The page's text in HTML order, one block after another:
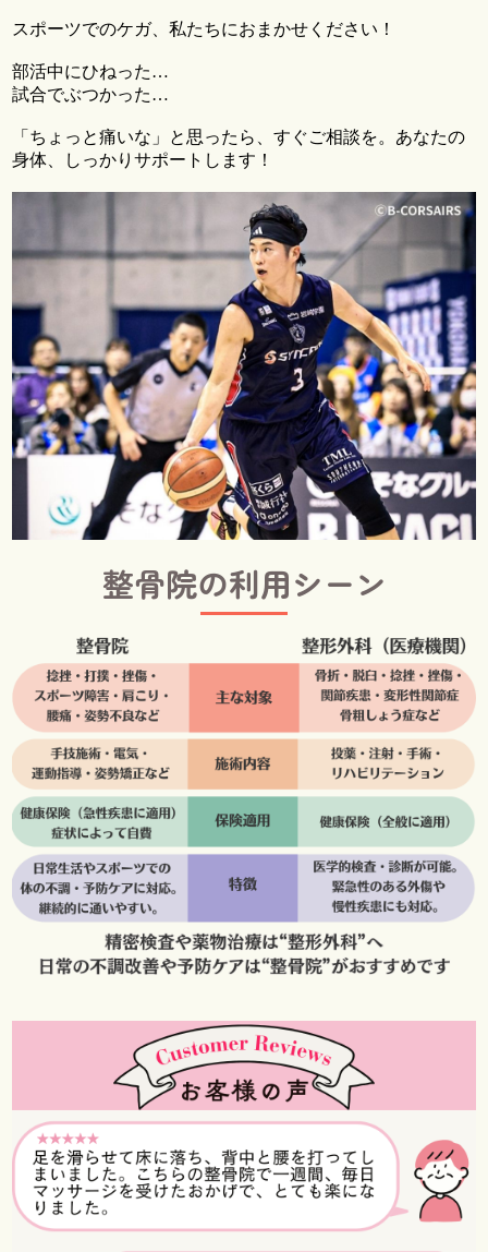
スポーツでのケガ、私たちにおまかせください！
部活中にひねった…
試合でぶつかった…
「ちょっと痛いな」と思ったら、すぐご相談を。あなたの
身体、しっかりサポートします！
整骨院の利用シーン